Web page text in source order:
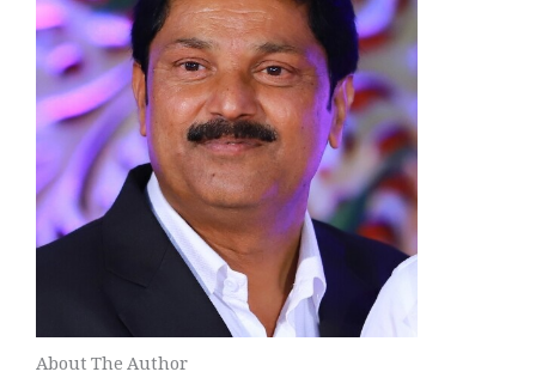
About The Author